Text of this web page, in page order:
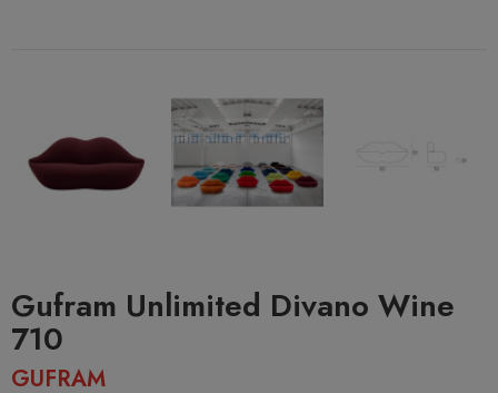
Gufram Unlimited Divano Wine
710
GUFRAM